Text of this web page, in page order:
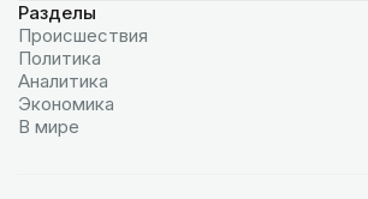
Разделы
Происшествия
Политика
Аналитика
Экономика
В мире